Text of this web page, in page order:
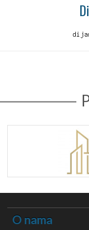
O nama